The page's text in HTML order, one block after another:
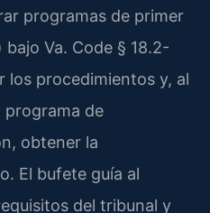
programas de primer
Va. Code § 18.2-
los procedimientos y, al
de
obtener la
El bufete guía al
del tribunal y